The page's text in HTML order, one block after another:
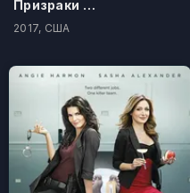
Призраки школы
2017, США